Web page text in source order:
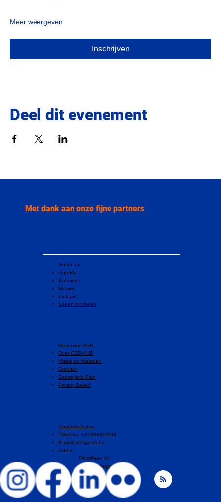
Meer weergeven
Inschrijven
Deel dit evenement
Met dank aan onze fijne partners
Snel naar:
Agenda
Kalender
Nieuws
Lidkaart
Ledenvoordelen
​Meer over OSB:
Over OSB-VUB
Missie en Waarden
Statuten
Strategisch Plan
Privacy Beleid
Contacteer ons:
Telefoon: +32493811998
E-mail: info@osb.be
Adres:
Triomflaan 40
1160 Oudergem, Brussel